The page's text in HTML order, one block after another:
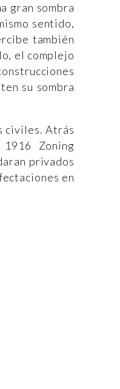
gran sombra
sentido,
también
el complejo
su sombra
civiles. Atrás
Zoning
privados
en